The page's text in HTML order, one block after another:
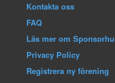
Kontakta oss
FAQ
Läs mer om
Privacy Policy
Registrera ny förening